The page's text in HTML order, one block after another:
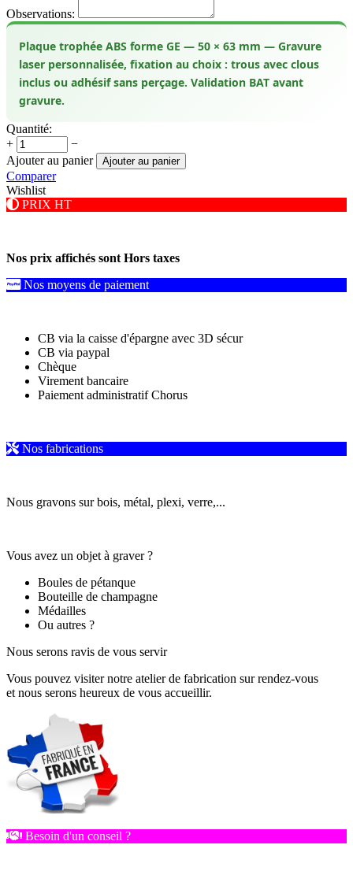
Observations:
Plaque trophée ABS forme GE — 50 × 63 mm — Gravure
laser personnalisée, fixation au choix : trous avec clous
inclus ou adhésif sans perçage. Validation BAT avant
gravure.
Quantité:
+
−
Ajouter au panier
Ajouter au panier
Comparer
Wishlist
PRIX HT
Nos prix affichés sont Hors taxes
Nos moyens de paiement
CB via la caisse d'épargne avec 3D sécur
CB via paypal
Chèque
Virement bancaire
Paiement administratif Chorus
Nos fabrications
Nous gravons sur bois, métal, plexi, verre,...
Vous avez un objet à graver ?
Boules de pétanque
Bouteille de champagne
Médailles
Ou autres ?
Nous serons ravis de vous servir
Vous pouvez visiter notre atelier de fabrication sur rendez-vous
et nous serons heureux de vous accueillir.
Besoin d'un conseil ?